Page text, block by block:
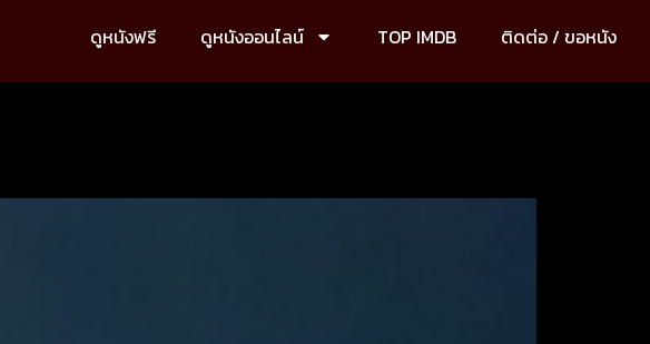
ดูหนังฟรี ดูหนังออนไลน์ TOP IMDB ติดต่อ / ขอหนัง